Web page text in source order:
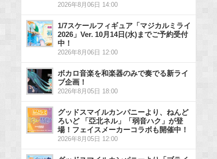
2026年8月06日 14:00
1/7スケールフィギュア「マジカルミライ
2026」Ver. 10月14日(水)までご予約受付
中！
2026年8月06日 12:00
ボカロ音楽を和楽器のみで奏でる新ライ
ブ企画！
2026年8月05日 18:00
グッドスマイルカンパニーより、ねんど
ろいど 「亞北ネル」「弱音ハク」が登
場！フェイスメーカーコラボも開催中！
2026年8月05日 12:00